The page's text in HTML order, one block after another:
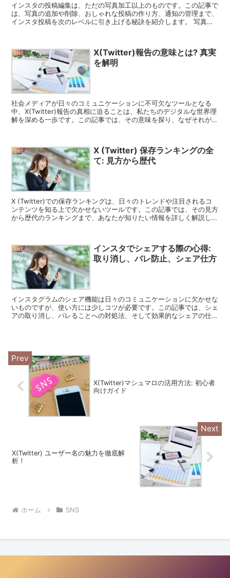
インスタの投稿編集は、ただの写真加工以上のものです。この記事で
は、写真の追加や削除、おしゃれな投稿の作り方、通知の管理まで、
インスタ投稿を次のレベルに引き上げる秘訣を紹介します。 写真を
SNS
X(Twitter)報告の意味とは? 真実
を解明
社会メディアが日々のコミュニケーションに不可欠なツールとなる
中、X(Twitter)報告の真相に迫ることは、私たちのデジタルな世界理
解を深める一歩です。この記事では、その意味を探り、なぜそれが重
SNS
X (Twitter) 保存ランキングの全
て: 見方から歴代
X (Twitter)での保存ランキングは、日々のトレンドや注目されるコ
ンテンツを知る上で欠かせないツールです。この記事では、その見方
から歴代のランキングまで、あなたが知りたい情報を詳しく解説しま
SNS
インスタでシェアする際の心得:
取り消し、バレ防止、シェア仕方
インスタグラムのシェア機能は日々のコミュニケーションに欠かせな
いものですが、使い方には少しコツが必要です。この記事では、シェ
アの取り消し、バレることへの対処法、そして効果的なシェアの仕方
X(Twitter)マシュマロの活用方法: 初心者
向けガイド
X(Twitter) ユーザー名の魅力を徹底解
析！
ホーム SNS